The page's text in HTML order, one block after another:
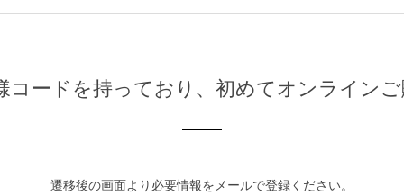
ードを持っており、初めてオンラインご
遷移後の画面より必要情報をメールで登録ください。